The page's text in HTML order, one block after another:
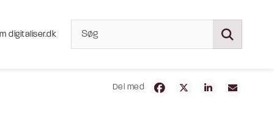
digitaliser.dk
Del med